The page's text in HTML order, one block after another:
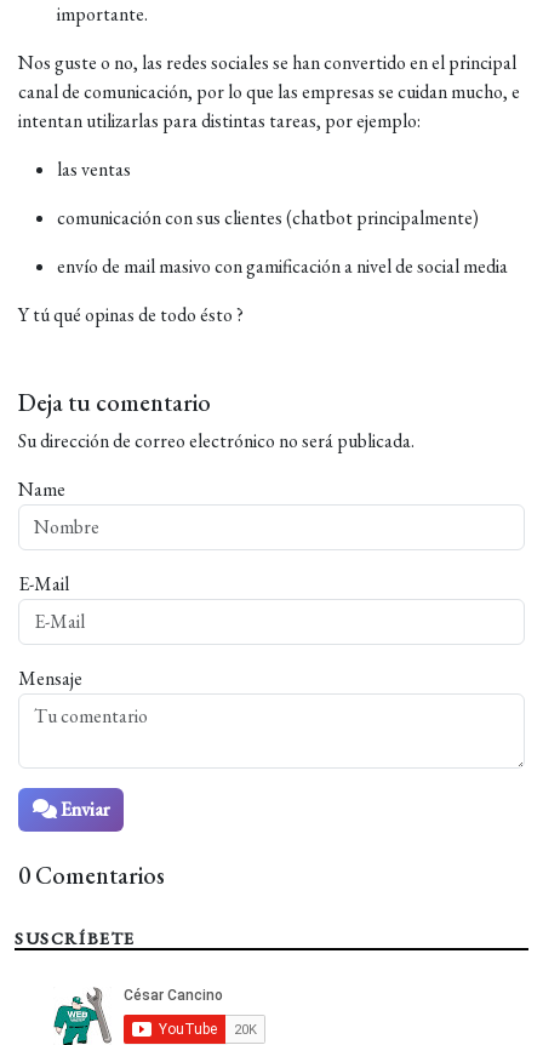
importante.
Nos guste o no, las redes sociales se han convertido en el principal
canal de comunicación, por lo que las empresas se cuidan mucho, e
intentan utilizarlas para distintas tareas, por ejemplo:
las ventas
comunicación con sus clientes (chatbot principalmente)
envío de mail masivo con gamificación a nivel de social media
Y tú qué opinas de todo ésto ?
Deja tu comentario
Su dirección de correo electrónico no será publicada.
Name
E-Mail
Mensaje
Enviar
0 Comentarios
SUSCRÍBETE